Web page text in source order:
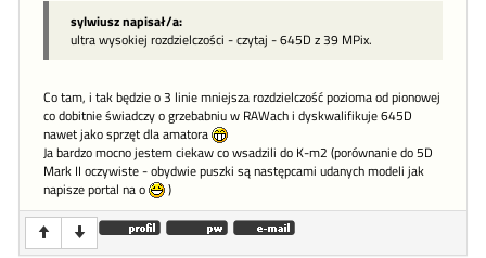
sylwiusz napisał/a:
ultra wysokiej rozdzielczości - czytaj - 645D z 39 MPix.
Co tam, i tak będzie o 3 linie mniejsza rozdzielczość pozioma od pionowej
co dobitnie świadczy o grzebabniu w RAWach i dyskwalifikuje 645D
nawet jako sprzęt dla amatora
Ja bardzo mocno jestem ciekaw co wsadzili do K-m2 (porównanie do 5D
Mark II oczywiste - obydwie puszki są następcami udanych modeli jak
napisze portal na o
)